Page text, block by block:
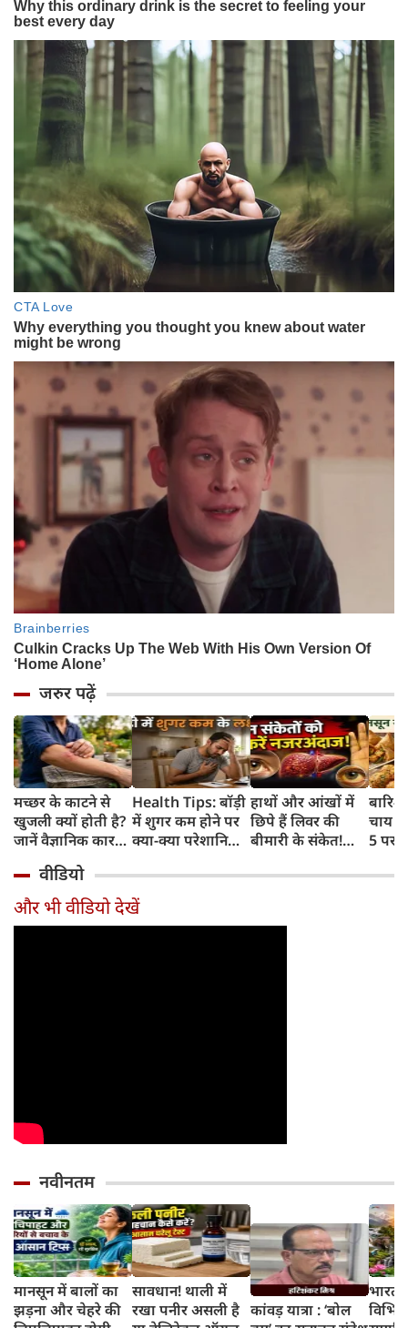
जरुर पढ़ें
मच्छर के काटने से
खुजली क्यों होती है?
जानें वैज्ञानिक कारण
Health Tips: बॉड़ी
में शुगर कम होने पर
क्या-क्या परेशानियां
बातें
हाथों और आंखों में
छिपे हैं लिवर की
बीमारी के संकेत!
नजरअंदाज
चाय
5
वीडियो
और भी वीडियो देखें
नवीनतम
मानसून में बालों का
झड़ना और चेहरे की
सावधान! थाली में
रखा पनीर असली है कांवड़ यात्रा : ‘बोल
भारत